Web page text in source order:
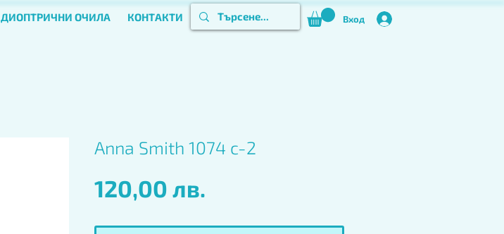
ДИОПТРИЧНИ ОЧИЛА КОНТАКТИ Вход
Anna Smith 1074 c-2
120,00 лв.